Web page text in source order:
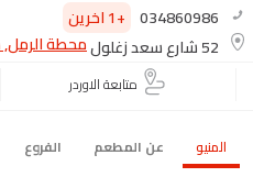
034860986 +1 اخرين
52 شارع سعد زغلول
محطة
متابعة الاوردر
المنيو عن المطعم الفروع